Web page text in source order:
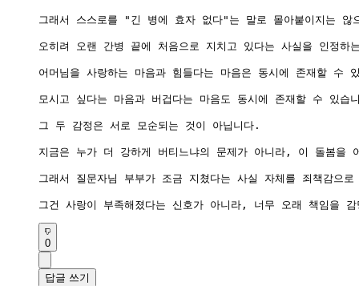
그래서 스스로를 "긴 병에 효자 없다"는 말로 몰아붙이지는 않
오히려 오랜 간병 끝에 처음으로 지치고 있다는 사실을 인정
어머님을 사랑하는 마음과 힘들다는 마음은 동시에 존재할 수
모시고 싶다는 마음과 버겁다는 마음도 동시에 존재할 수 있습
그 두 감정은 서로 모순되는 것이 아닙니다.
지금은 누가 더 강하게 버티느냐의 문제가 아니라, 이 돌봄을
그래서 질문자님 부부가 조금 지쳤다는 사실 자체를 죄책감으
그건 사랑이 부족해졌다는 신호가 아니라, 너무 오래 책임을
0
답글 쓰기